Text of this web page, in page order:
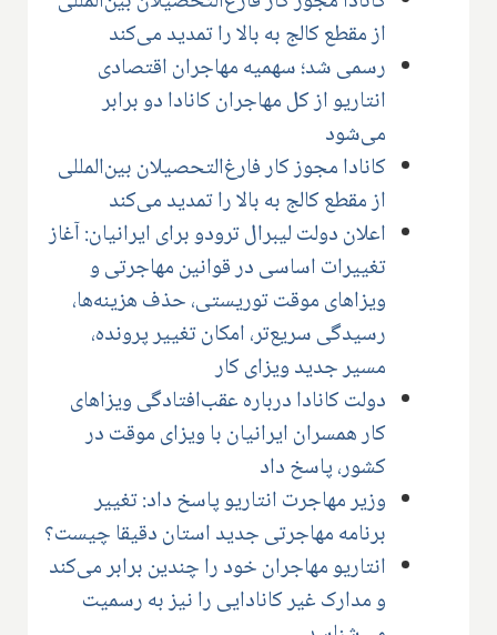
از مقطع کالج به بالا را تمدید می‌کند
رسمی شد؛ سهمیه مهاجران اقتصادی
انتاریو از کل مهاجران کانادا دو برابر
می‌شود
کانادا مجوز کار ‌فارغ‌التحصیلان بین‌المللی
از مقطع کالج به بالا را تمدید می‌کند
اعلان دولت لیبرال ترودو برای ایرانیان: آغاز
تغییرات اساسی در قوانین مهاجرتی و
ویزاهای موقت توریستی، حذف هزینه‌ها،
رسیدگی سریع‌تر، امکان تغییر پرونده،
مسیر جدید ویزای کار
دولت کانادا درباره عقب‌افتادگی ویزاهای
کار همسران ایرانیان با ویزای موقت در
کشور، پاسخ داد
وزیر مهاجرت انتاریو پاسخ داد: تغییر
برنامه مهاجرتی جدید استان دقیقا چیست؟
انتاریو مهاجران خود را چندین برابر می‌کند
و مدارک غیر کانادایی را نیز به رسمیت